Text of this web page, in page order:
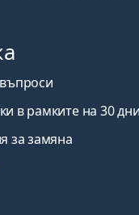
в рамките на 30 дни
за замяна